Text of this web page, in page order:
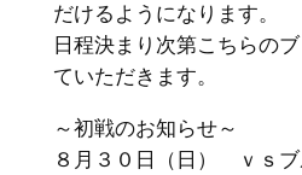
だけるようになります。
日程決まり次第こちらの
ていただきます。
～初戦のお知らせ～
８月３０日（日） ｖｓブ